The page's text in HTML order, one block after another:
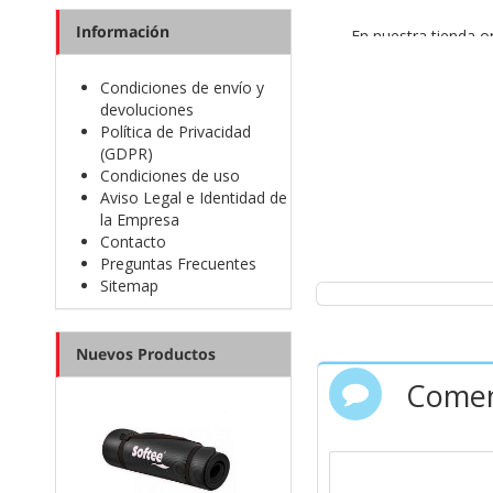
En nuestra tienda
El calzado trail
las
En
sensaciones del
unas buenas
Información
Condiciones de envío y
devoluciones
Política de Privacidad
(GDPR)
Condiciones de uso
Aviso Legal e Identidad de
la Empresa
Contacto
Preguntas Frecuentes
Sitemap
Nuevos Productos